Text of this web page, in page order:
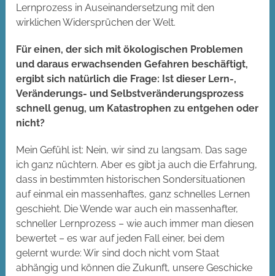
Lernprozess in Auseinandersetzung mit den
wirklichen Widersprüchen der Welt.
Für einen, der sich mit ökologischen Problemen
und daraus erwachsenden Gefahren beschäftigt,
ergibt sich natürlich die Frage: Ist dieser Lern-,
Veränderungs- und Selbstveränderungsprozess
schnell genug, um Katastrophen zu entgehen oder
nicht?
Mein Gefühl ist: Nein, wir sind zu langsam. Das sage
ich ganz nüchtern. Aber es gibt ja auch die Erfahrung,
dass in bestimmten historischen Sondersituationen
auf einmal ein massenhaftes, ganz schnelles Lernen
geschieht. Die Wende war auch ein massenhafter,
schneller Lernprozess – wie auch immer man diesen
bewertet – es war auf jeden Fall einer, bei dem
gelernt wurde: Wir sind doch nicht vom Staat
abhängig und können die Zukunft, unsere Geschicke